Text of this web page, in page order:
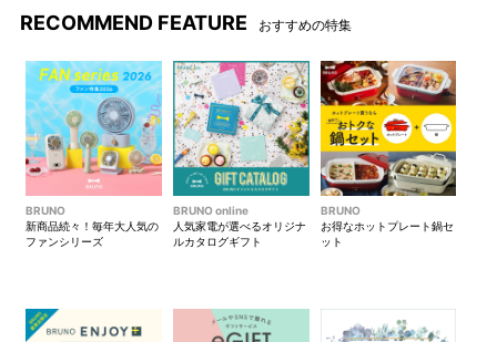
大きめサイズで、コーヒーや
お茶などお気に入りのドリン
クをたっぷり愉しめます。
陶磁器の質感が愉しめる、大
きなBRUNOのエンボスロゴが
特長的なデザインです。
マグ同士でスタッキングが可
能。色違いで揃えたり、ペア
ギフトとしてもおすすめ。
ナチュラルな風合いの紙箱パ
ッケージ入りです。
RECOMMEND FEATURE おすすめの特集
BRUNO
新商品続々！毎年大人気の
ファンシリーズ
BRUNO online
人気家電が選べるオリジナ
ルカタログギフト
BRUNO
お得なホットプレート鍋セ
ット